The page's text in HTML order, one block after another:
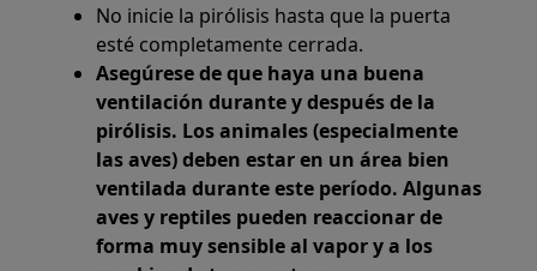
No inicie la pirólisis hasta que la puerta
esté completamente cerrada.
Asegúrese de que haya una buena
ventilación durante y después de la
pirólisis. Los animales (especialmente
las aves) deben estar en un área bien
ventilada durante este período. Algunas
aves y reptiles pueden reaccionar de
forma muy sensible al vapor y a los